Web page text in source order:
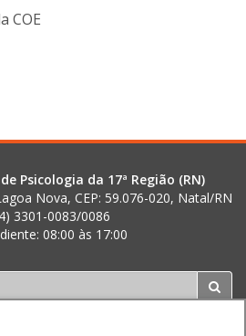
COE
Psicologia da 17ª Região (RN)
Nova, CEP: 59.076-020, Natal/RN
3301-0083/0086
08:00 às 17:00